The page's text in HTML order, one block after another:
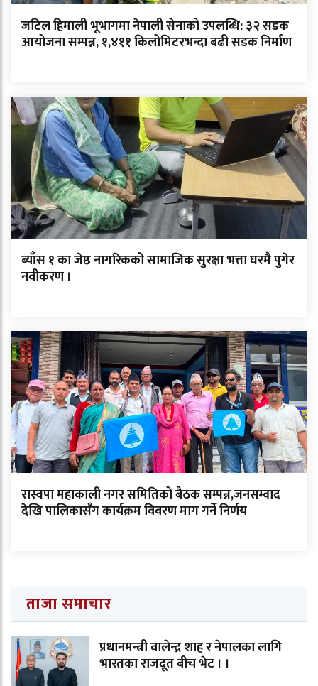
जटिल हिमाली भूभागमा नेपाली सेनाको उपलब्धि: ३२ सडक
आयोजना सम्पन्न, १,४११ किलोमिटरभन्दा बढी सडक निर्माण
ब्याँस १ का जेष्ठ नागरिकको सामाजिक सुरक्षा भत्ता घरमै पुगेर
नवीकरण ।
रास्वपा महाकाली नगर समितिको बैठक सम्पन्न,जनसम्वाद
देखि पालिकासँग कार्यक्रम विवरण माग गर्ने निर्णय
ताजा समाचार
प्रधानमन्त्री वालेन्द्र शाह र नेपालका लागि
भारतका राजदूत बीच भेट । ।